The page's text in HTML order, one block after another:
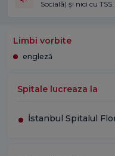
Socială) și nici cu TSS.
Limbi vorbite
engleză
Spitale lucreaza la
İstanbul Spitalul